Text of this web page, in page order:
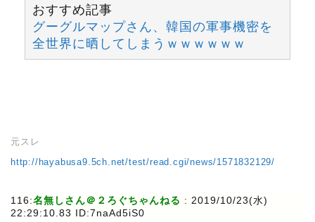
おすすめ記事
グーグルマップさん、韓国の軍事機密を
全世界に晒してしまうｗｗｗｗｗｗ
元スレ
http://hayabusa9.5ch.net/test/read.cgi/news/1571832129/
116:名無しさん＠２ろぐちゃんねる : 2019/10/23(水)
22:29:10.83 ID:7naAd5iS0